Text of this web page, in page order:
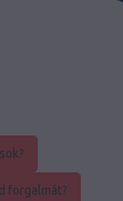
forgalmát?